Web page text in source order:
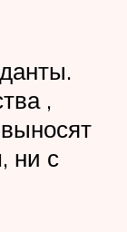
,
ни с